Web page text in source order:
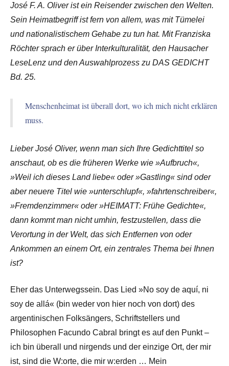
José F. A. Oliver ist ein Reisender zwischen den Welten.
Sein Heimatbegriff ist fern von allem, was mit Tümelei
und nationalistischem Gehabe zu tun hat. Mit Franziska
Röchter sprach er über Interkulturalität, den Hausacher
LeseLenz und den Auswahlprozess zu DAS GEDICHT
Bd. 25.
Menschenheimat ist überall dort, wo ich mich nicht erklären
muss.
Lieber José Oliver, wenn man sich Ihre Gedichttitel so
anschaut, ob es die früheren Werke wie »Aufbruch«,
»Weil ich dieses Land liebe« oder »Gastling« sind oder
aber neuere Titel wie »unterschlupf«, »fahrtenschreiber«,
»Fremdenzimmer« oder »HEIMATT: Frühe Gedichte«,
dann kommt man nicht umhin, festzustellen, dass die
Verortung in der Welt, das sich Entfernen von oder
Ankommen an einem Ort, ein zentrales Thema bei Ihnen
ist?
Eher das Unterwegssein. Das Lied »No soy de aquí, ni
soy de allá« (bin weder von hier noch von dort) des
argentinischen Folksängers, Schriftstellers und
Philosophen Facundo Cabral bringt es auf den Punkt –
ich bin überall und nirgends und der einzige Ort, der mir
ist, sind die W:orte, die mir w:erden … Mein